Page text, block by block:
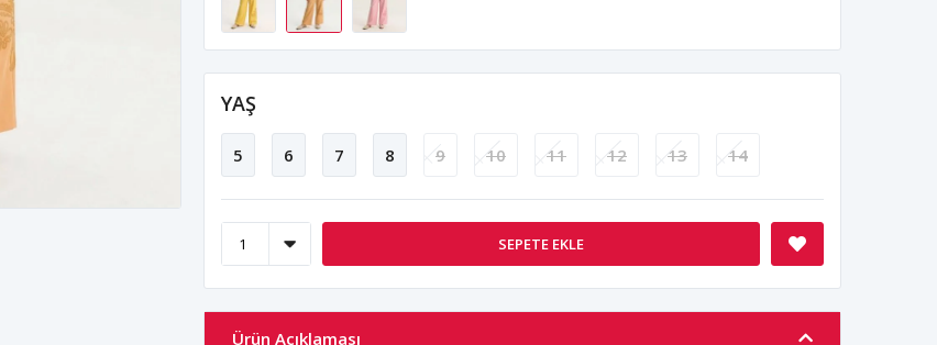
YAŞ
5 6 7 8 9 10 11 12 13 14
SEPETE EKLE
Ürün Açıklaması